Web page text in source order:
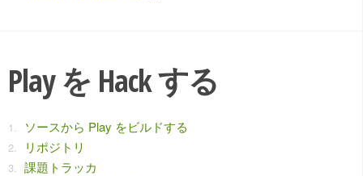
Play を Hack する
ソースから Play をビルドする
リポジトリ
課題トラッカ